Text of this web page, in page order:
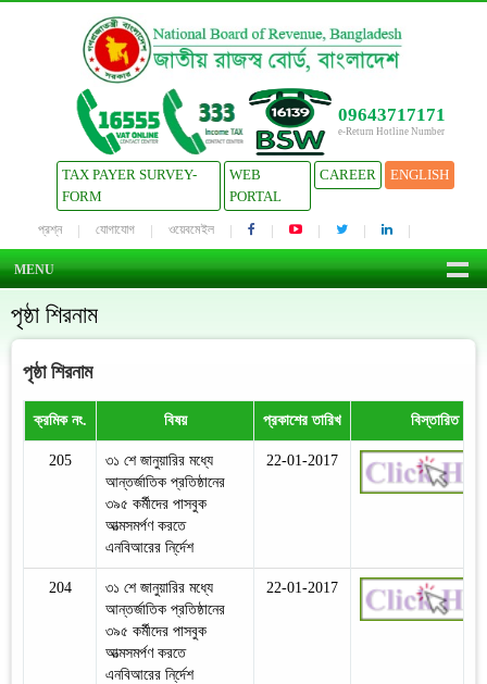
09643717171
e-Return Hotline Number
TAX PAYER SURVEY-
FORM
WEB
PORTAL
CAREER ENGLISH
প্রশ্ন যোগাযোগ ওয়েবমেইল
MENU
পৃষ্ঠা শিরনাম
পৃষ্ঠা শিরনাম
ক্রমিক নং. বিষয় প্রকাশের তারিখ বিস্তারিত
205
৩১ শে জানুয়ারির মধ্যে
আন্তর্জাতিক প্রতিষ্ঠানের
৩৯৫ কর্মীদের পাসবুক
আত্মসমর্পণ করতে
এনবিআরের নি্র্দেশ
22-01-2017
204
৩১ শে জানুয়ারির মধ্যে
আন্তর্জাতিক প্রতিষ্ঠানের
৩৯৫ কর্মীদের পাসবুক
আত্মসমর্পণ করতে
এনবিআরের নি্র্দেশ
22-01-2017